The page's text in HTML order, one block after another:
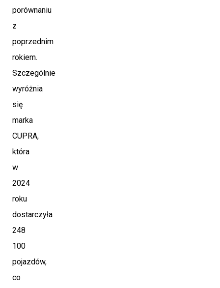
porównaniu
z
poprzednim
rokiem.
Szczególnie
wyróżnia
się
marka
CUPRA,
która
w
2024
roku
dostarczyła
248
100
pojazdów,
co